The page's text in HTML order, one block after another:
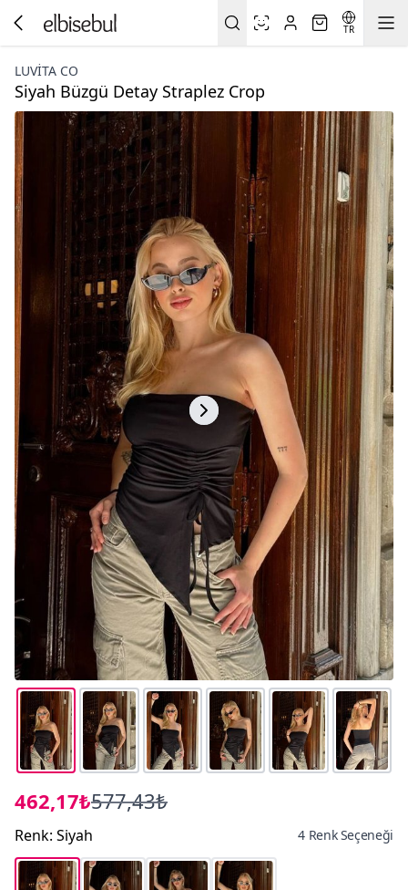
TR
LUVITA CO
Siyah Büzgü Detay Straplez Crop
462,17₺577,43₺
Renk: Siyah 4 Renk Seçeneği